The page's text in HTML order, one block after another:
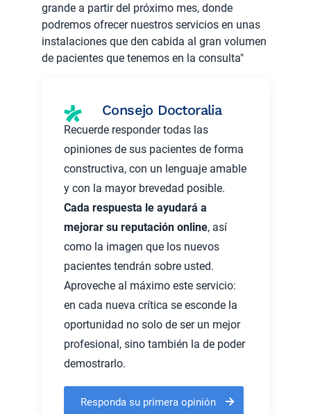
grande a partir del próximo mes, donde
podremos ofrecer nuestros servicios en unas
instalaciones que den cabida al gran volumen
de pacientes que tenemos en la consulta"
Consejo Doctoralia
Recuerde responder todas las
opiniones de sus pacientes de forma
constructiva, con un lenguaje amable
y con la mayor brevedad posible.
Cada respuesta le ayudará a
mejorar su reputación online, así
como la imagen que los nuevos
pacientes tendrán sobre usted.
Aproveche al máximo este servicio:
en cada nueva crítica se esconde la
oportunidad no solo de ser un mejor
profesional, sino también la de poder
demostrarlo.
Responda su primera opinión